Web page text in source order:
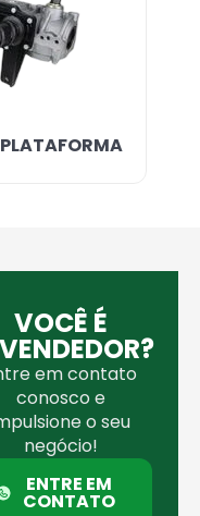
VOCÊ É
em contato
conosco e
o seu
negócio!
ENTRE EM
CONTATO